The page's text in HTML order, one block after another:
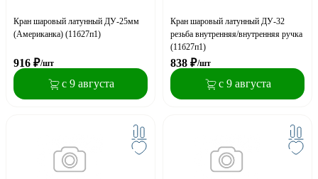
Кран шаровый латунный ДУ-25мм
(Американка) (11б27п1)
916 ₽/шт
с 9 августа
Кран шаровый латунный ДУ-32
резьба внутренняя/внутренняя ручка
(11б27п1)
838 ₽/шт
с 9 августа